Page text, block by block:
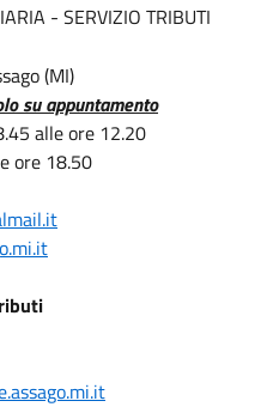
- SERVIZIO TRIBUTI
(MI)
su appuntamento
alle ore 12.20
ore 18.50